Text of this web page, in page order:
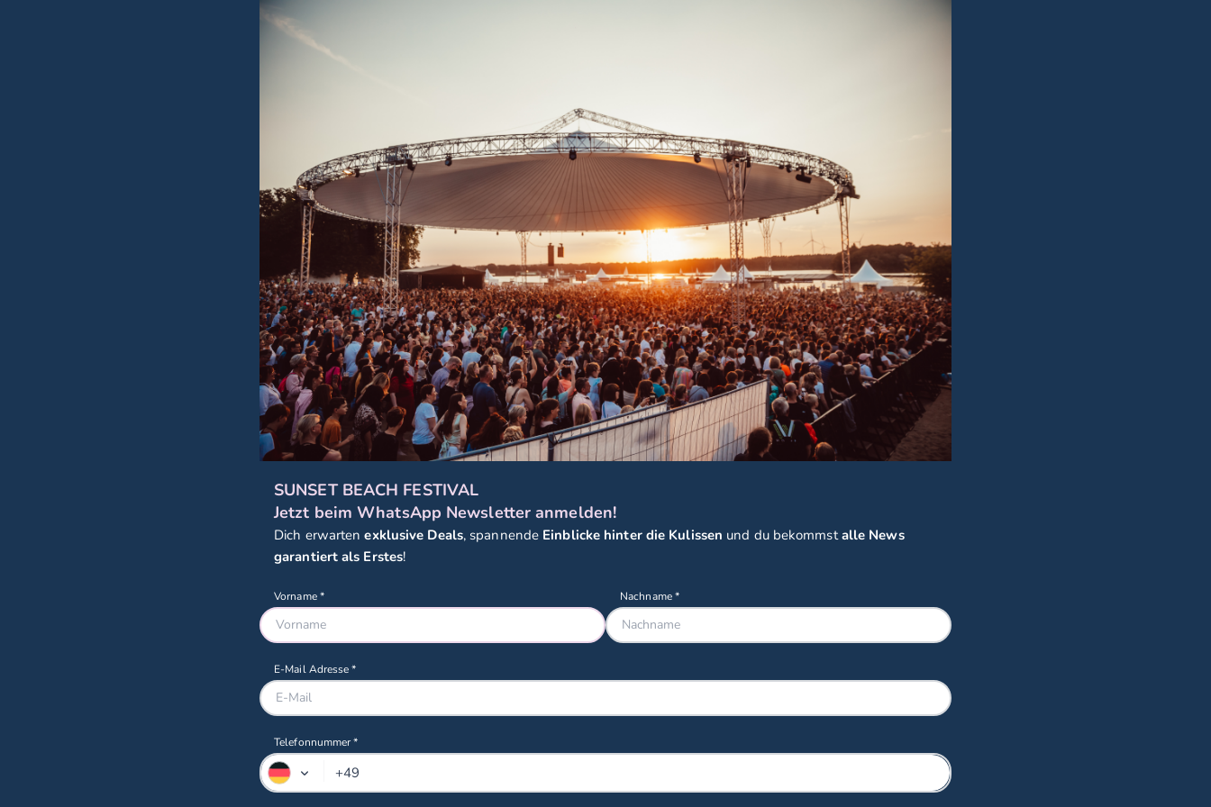
SUNSET BEACH FESTIVAL
Jetzt beim WhatsApp Newsletter anmelden!
Dich erwartenexklusive Deals, spannende Einblicke hinter die Kulissen und du bekommstalle News
garantiert als Erstes!
Telefonnummer *